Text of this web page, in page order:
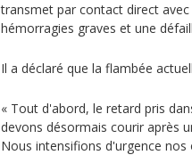
transmet par contact direct
hémorragies graves et une
Il a déclaré que la flambée
« Tout d'abord, le retard pris
devons désormais courir après
Nous intensifions d'urgence